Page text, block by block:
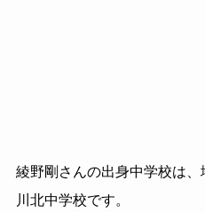
綾野剛さんの出身中学校は
川北中学校です。